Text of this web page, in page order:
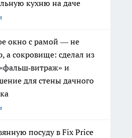
кухню на даче
окно с рамой — не
а сокровище: сделал из
и
для стены дачного
посуду в Fix Price